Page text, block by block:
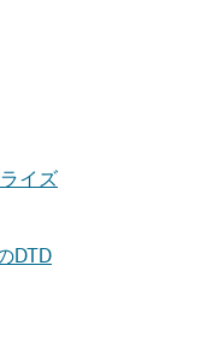
イズ
DTD